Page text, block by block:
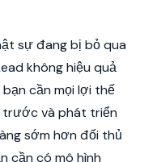
sự đang bị bỏ qua
không hiệu quả
cần mọi lợi thế
trước và phát triển
sớm hơn đối thủ
cần có mô hình